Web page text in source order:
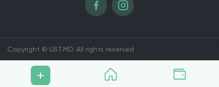
Copyright © LIST.MD. All rights reserved